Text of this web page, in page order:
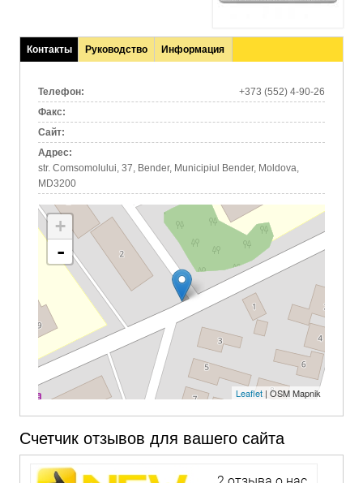
Контакты
(активная
Руководство Информация
Телефон:
+373 (552) 4-90-26
Факс:
Сайт:
Адрес:
str. Comsomolului, 37, Bender, Municipiul Bender, Moldova,
MD3200
+
-
Leaflet| OSM Mapnik
Счетчик отзывов для вашего сайта